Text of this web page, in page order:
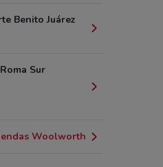
Benito Juárez
Sur
Woolworth